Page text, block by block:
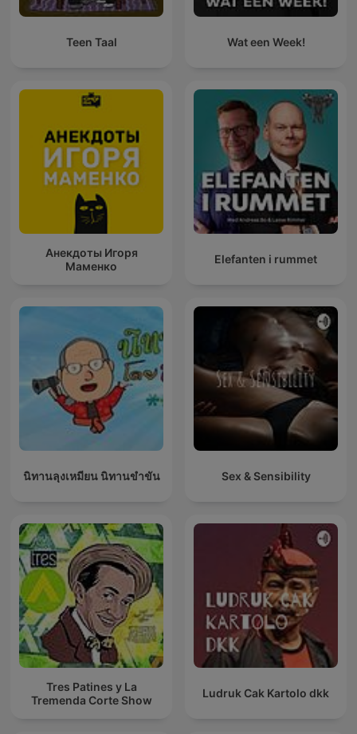
Teen Taal Wat een Week!
Анекдоты Игоря
Маменко
Elefanten i rummet
นิทานลุงเหมียน นิทานขำขัน Sex & Sensibility
Tres Patines y La
Tremenda Corte Show
Ludruk Cak Kartolo dkk